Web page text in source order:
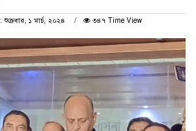
১ মার্চ, ২০২৪
৩৪৭ Time View